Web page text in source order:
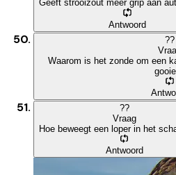
Geeft strooizout meer grip aan
Antwoord
??
Waarom is het zonde om een
??
Vraag
Hoe beweegt een loper in het
Antwoord